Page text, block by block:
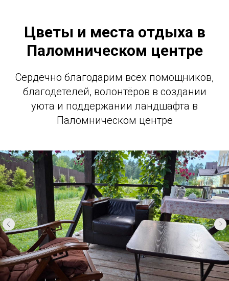
Цветы и места отдыха в
Паломническом центре
Сердечно благодарим всех помощников,
благодетелей, волонтёров в создании
уюта и поддержании ландшафта в
Паломническом центре